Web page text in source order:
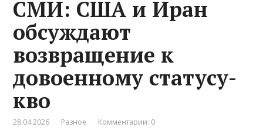
СМИ: США и Иран
обсуждают
возвращение к
довоенному статусу-
кво
28.04.2026 Разное Комментарии: 0